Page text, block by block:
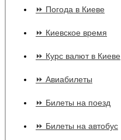
⏩ Погода в Киеве
⏩ Киевское время
⏩ Курс валют в Киеве
⏩ Авиабилеты
⏩ Билеты на поезд
⏩ Билеты на автобус